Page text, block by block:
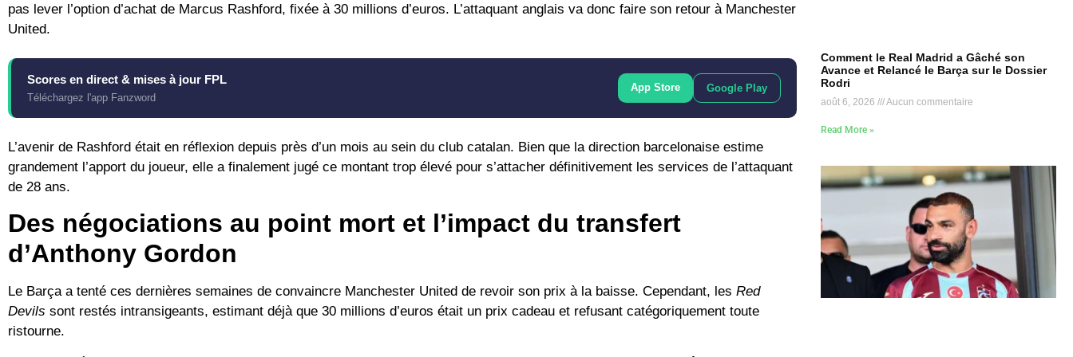
pas lever l’option d’achat de Marcus Rashford, fixée à 30 millions d’euros. L’attaquant anglais va donc faire son retour à Manchester
United.
Scores en direct & mises à jour FPL
Téléchargez l'app Fanzword
App Store Google Play
L’avenir de Rashford était en réflexion depuis près d’un mois au sein du club catalan. Bien que la direction barcelonaise estime
grandement l’apport du joueur, elle a finalement jugé ce montant trop élevé pour s’attacher définitivement les services de l’attaquant
de 28 ans.
Des négociations au point mort et l’impact du transfert
d’Anthony Gordon
Le Barça a tenté ces dernières semaines de convaincre Manchester United de revoir son prix à la baisse. Cependant, les Red
Devils sont restés intransigeants, estimant déjà que 30 millions d’euros était un prix cadeau et refusant catégoriquement toute
ristourne.
Comment le Real Madrid a Gâché son
Avance et Relancé le Barça sur le Dossier
Rodri
août 6, 2026 Aucun commentaire
Read More »